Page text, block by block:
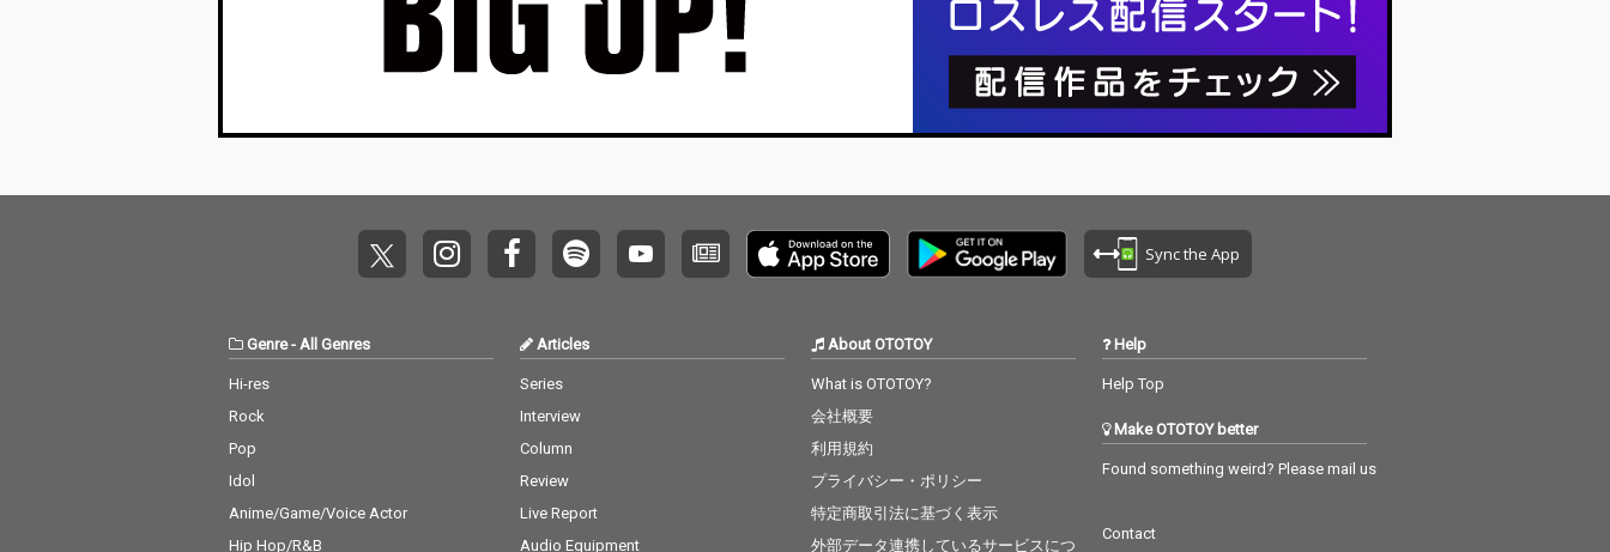
Sync the App
Genre- All Genres
Hi-res
Rock
Pop
Idol
Anime/Game/Voice Actor
Hip Hop/R&B
Articles
Series
Interview
Column
Review
Live Report
Audio Equipment
About OTOTOY
What is OTOTOY?
会社概要
利用規約
プライバシー・ポリシー
特定商取引法に基づく表示
外部データ連携しているサービスにつ
Help
Help Top
Make OTOTOY better
Found something weird? Please mail us
Contact